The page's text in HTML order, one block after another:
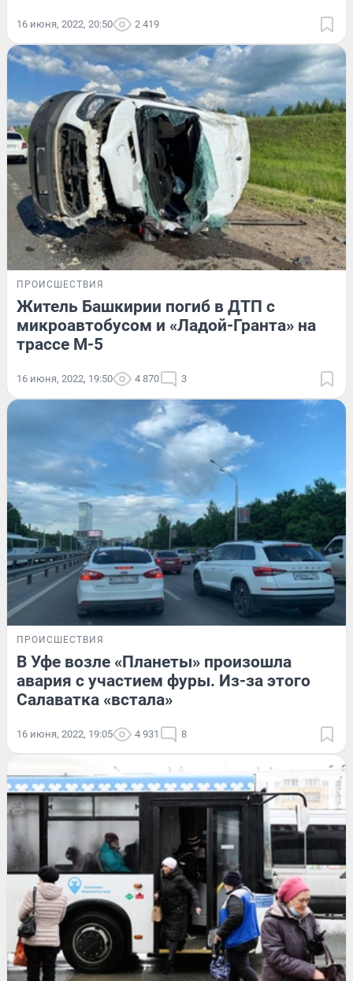
16 июня, 2022, 20:50 2 419
ПРОИСШЕСТВИЯ
Житель Башкирии погиб в ДТП с
микроавтобусом и «Ладой-Гранта» на
трассе М-5
16 июня, 2022, 19:50 4 870 3
ПРОИСШЕСТВИЯ
В Уфе возле «Планеты» произошла
авария с участием фуры. Из-за этого
Салаватка «встала»
16 июня, 2022, 19:05 4 931 8